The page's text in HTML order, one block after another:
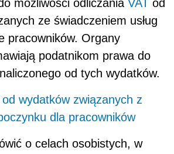
możliwości odliczania VAT od
ze świadczeniem usług
pracowników. Organy
podatnikom prawa do
naliczonego od tych wydatków.
wydatków związanych z
dla pracowników
o celach osobistych, w